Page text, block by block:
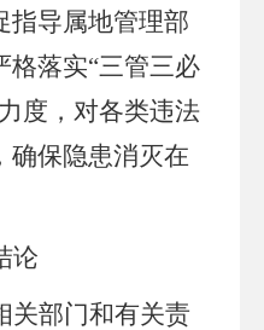
指导属地管理部
格落实“三管三必
度，对各类违法
确保隐患消灭在
论
关部门和有关责